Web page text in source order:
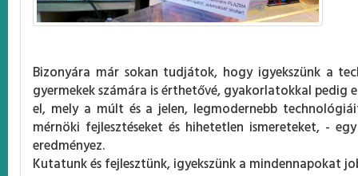
Bizonyára már sokan tudjátok, hogy igyekszünk a
gyermekek számára is érthetővé, gyakorlatokkal
el, mely a múlt és a jelen, legmodernebb
mérnöki fejlesztéseket és hihetetlen ismereteket, -
eredményez.
Kutatunk és fejlesztünk, igyekszünk a mindennapokat